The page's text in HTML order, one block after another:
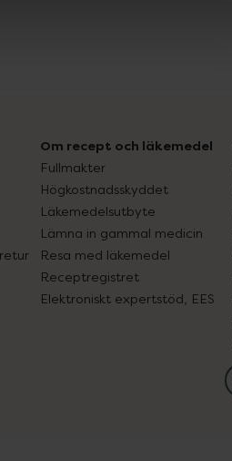
Om recept och läkemedel
Fullmakter
Högkostnadsskyddet
Läkemedelsutbyte
Lämna in gammal medicin
Resa med läkemedel
Receptregistret
Elektroniskt expertstöd, EES